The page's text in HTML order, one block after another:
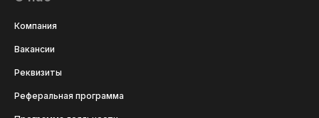
Компания
Вакансии
Реквизиты
Реферальная программа